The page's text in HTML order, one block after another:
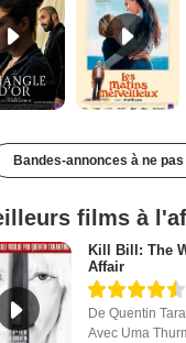
Bandes-annonces à ne
films à
Kill Bill: The
Affair
De Quentin
Avec Uma